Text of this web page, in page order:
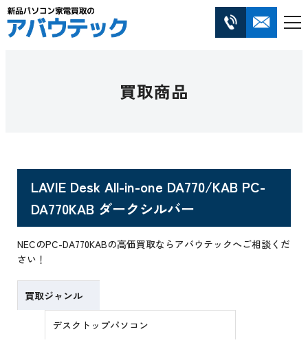
買取商品
LAVIE Desk All-in-one DA770/KAB PC-
DA770KAB ダークシルバー
NECのPC-DA770KABの高価買取ならアバウテックへご相談くだ
さい！
買取ジャンル
デスクトップパソコン